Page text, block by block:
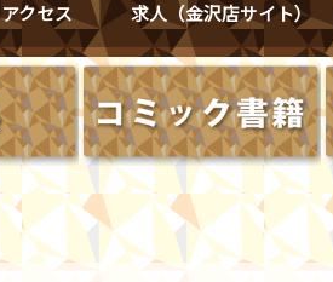
アクセス 求人（金沢店サイト）